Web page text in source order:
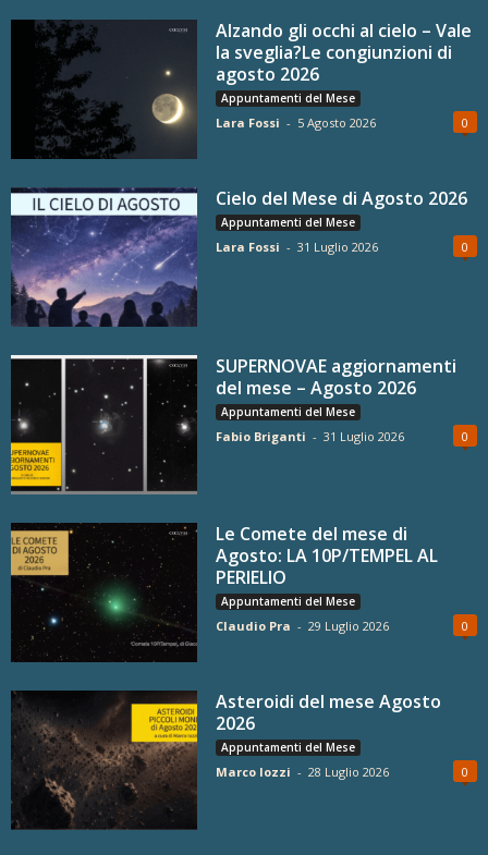
Alzando gli occhi al cielo – Vale
la sveglia?Le congiunzioni di
agosto 2026
Appuntamenti del Mese
Lara Fossi - 5 Agosto 2026 0
Cielo del Mese di Agosto 2026
Appuntamenti del Mese
Lara Fossi - 31 Luglio 2026 0
SUPERNOVAE aggiornamenti
del mese – Agosto 2026
Appuntamenti del Mese
Fabio Briganti - 31 Luglio 2026 0
Le Comete del mese di
Agosto: LA 10P/TEMPEL AL
PERIELIO
Appuntamenti del Mese
Claudio Pra - 29 Luglio 2026 0
Asteroidi del mese Agosto
2026
Appuntamenti del Mese
Marco Iozzi - 28 Luglio 2026 0